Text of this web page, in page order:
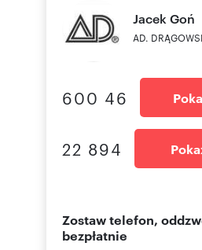
Jacek Goń
AD.
600 46
22 894
Zostaw telefon,
bezpłatnie